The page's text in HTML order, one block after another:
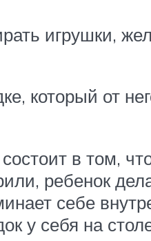
игрушки,
который от
в том,
ребенок
себе
у себя на